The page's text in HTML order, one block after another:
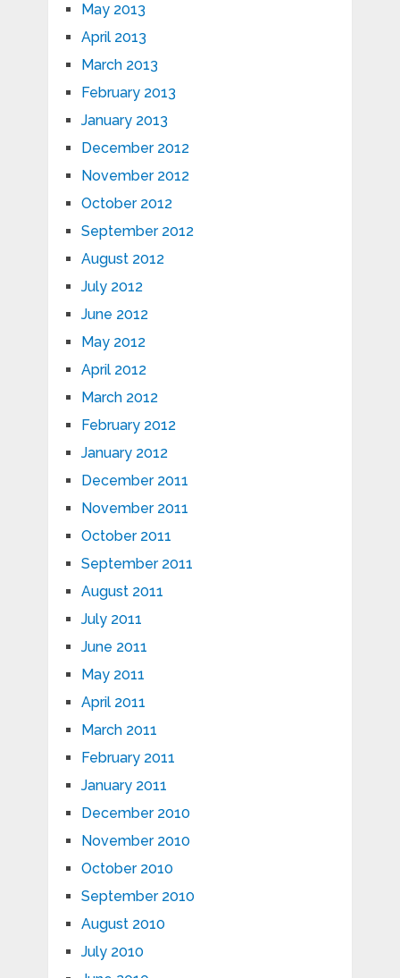
May 2013
April 2013
March 2013
February 2013
January 2013
December 2012
November 2012
October 2012
September 2012
August 2012
July 2012
June 2012
May 2012
April 2012
March 2012
February 2012
January 2012
December 2011
November 2011
October 2011
September 2011
August 2011
July 2011
June 2011
May 2011
April 2011
March 2011
February 2011
January 2011
December 2010
November 2010
October 2010
September 2010
August 2010
July 2010